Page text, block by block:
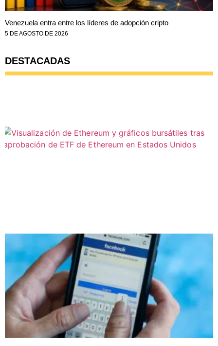
Venezuela entra entre los líderes de adopción cripto
5 DE AGOSTO DE 2026
DESTACADAS